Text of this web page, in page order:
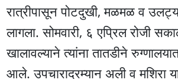
रात्रीपासून पोटदुखी, मळमळ व
लागला. सोमवारी, ६ एप्रिल रोजी
खालावल्याने त्यांना तातडीने
आले. उपचारादरम्यान अली व मशिरा